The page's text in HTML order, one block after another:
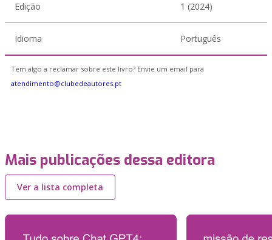
Edição 1 (2024)
Idioma Português
Tem algo a reclamar sobre este livro? Envie um email para
atendimento@clubedeautores.pt
Mais publicações dessa editora
Ver a lista completa